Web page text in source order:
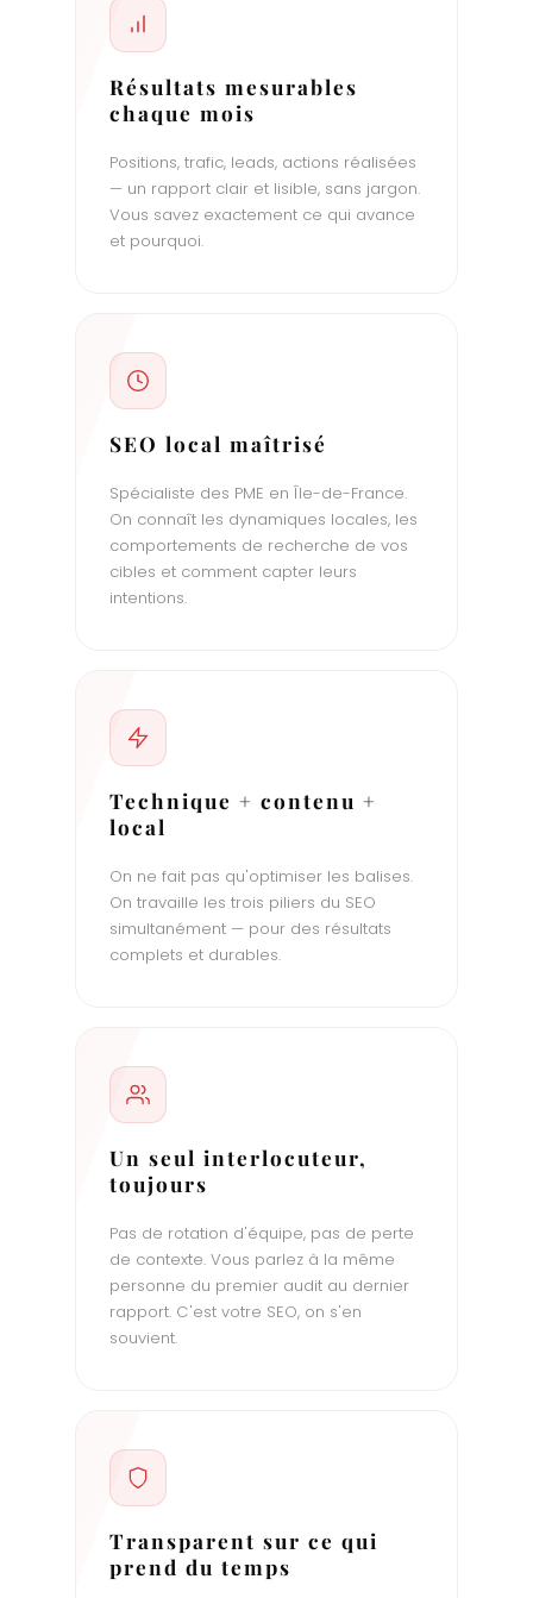
Résultats mesurables
chaque mois
Positions, trafic, leads, actions réalisées
— un rapport clair et lisible, sans jargon.
Vous savez exactement ce qui avance
et pourquoi.
SEO local maîtrisé
Spécialiste des PME en Île-de-France.
On connaît les dynamiques locales, les
comportements de recherche de vos
cibles et comment capter leurs
intentions.
Technique + contenu +
local
On ne fait pas qu'optimiser les balises.
On travaille les trois piliers du SEO
simultanément — pour des résultats
complets et durables.
Un seul interlocuteur,
toujours
Pas de rotation d'équipe, pas de perte
de contexte. Vous parlez à la même
personne du premier audit au dernier
rapport. C'est votre SEO, on s'en
souvient.
Transparent sur ce qui
prend du temps